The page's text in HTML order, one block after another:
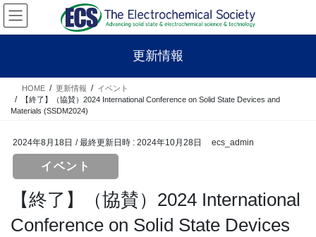
コ
ン
テ
へ
ナ
ビ
ゲ
ョ
更新情報
HOME 更新情報
イベント
【終了】（協賛）2024 International Conference on Solid State Devices and
Materials (SSDM2024)
2024年8月18日 / 最終更新日時 : 2024年10月28日 ecs_admin
イベント
【終了】（協賛）2024 International
Conference on Solid State Devices